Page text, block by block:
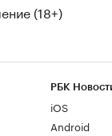
(18+)
РБК
iOS
Android